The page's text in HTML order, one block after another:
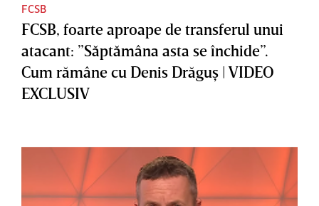
FCSB
FCSB, foarte aproape de transferul unui
atacant: ”Săptămâna asta se închide”.
Cum rămâne cu Denis Drăguş | VIDEO
EXCLUSIV